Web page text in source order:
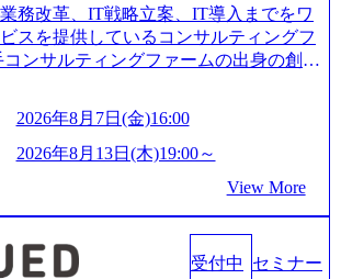
務改革、IT戦略立案、IT導入までをワ
スを提供しているコンサルティングフ
コンサルティングファームの出身の創業
提案できる会社をつくりたい」「胸を
と言えるような家族的な組織をつくり
会社を設立 PwC・アクセンチュアとい
な経歴の社員が活躍しており、働きや
整っているため、定着率が高いことか
会社」に4年連続ベストカンパニーに選
時間は平均30時間程度 事業/IT戦略立案
2026年8月7日(金)16:00
2026年8月13日(木)19:00～
View More
受付中 セミナー